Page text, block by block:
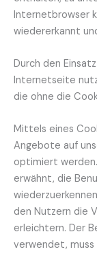
Internetbrowser
wiedererkannt
Durch den
Internetseite
die ohne die
Mittels eines
Angebote auf
optimiert
erwähnt, die
den Nutzern die
erleichtern. Der
verwendet, muss